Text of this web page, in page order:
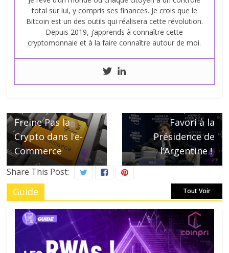
total sur lui, y compris ses finances. Je crois que le
Bitcoin est un des outils qui réalisera cette révolution.
Depuis 2019, j’apprends à connaître cette
cryptomonnaie et à la faire connaître autour de moi.
Freine Pas la
Crypto dans l’e-
Commerce
Favori à la
Présidence de
l’Argentine !
Share This Post:
Guide Tout Voir